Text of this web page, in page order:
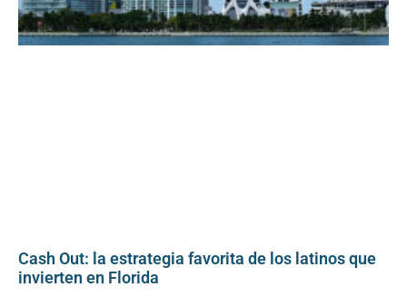
Cash Out: la estrategia favorita de los latinos que
invierten en Florida